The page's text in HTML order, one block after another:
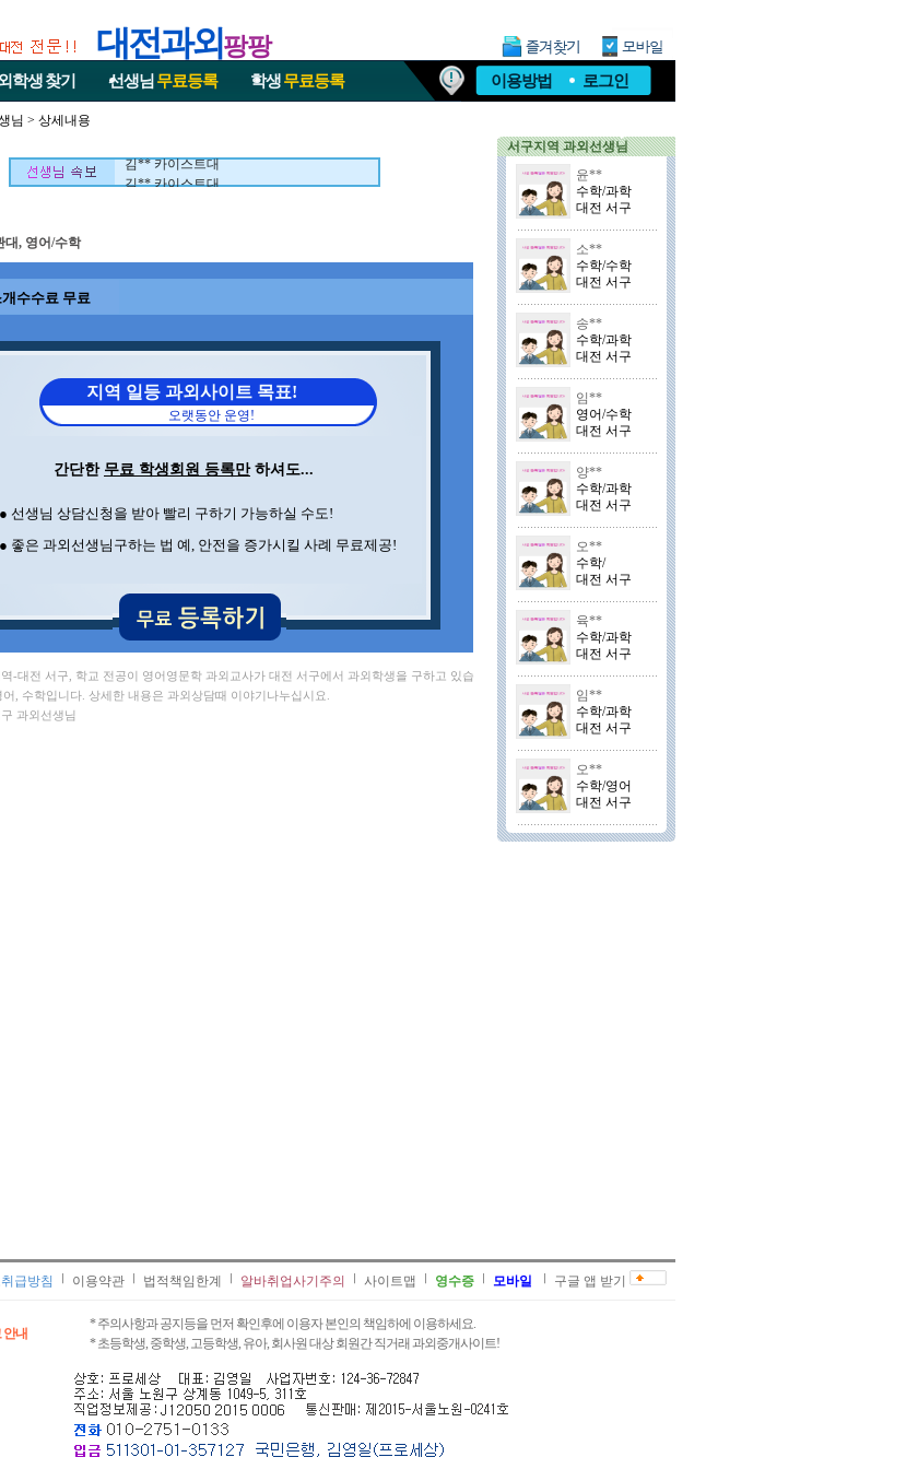
대전과외팡팡
학생찾기 선생님 무료등록 학생무료등록 이용방법 로그인
님 > 상세내용
김** 카이스트대
김** 카이스트대
대, 영어/수학
수수료 무료
지역 일등 과외사이트 목표!
오랫동안 운영!
간단한 무료 학생회원 등록만하셔도...
● 선생님 상담신청을 받아 빨리 구하기 가능하실 수도!
● 좋은 과외선생님구하는 법 예, 안전을 증가시킬 사례 무료제공!
-대전 서구, 학교 전공이 영어영문학 과외교사가 대전 서구에서 과외학생을 구하고 있습
, 수학입니다. 상세한 내용은 과외상담때 이야기나누십시요.
과외선생님
서구지역 과외선생님
윤**
수학/과학
대전 서구
소**
수학/수학
대전 서구
송**
수학/과학
대전 서구
임**
영어/수학
대전 서구
양**
수학/과학
대전 서구
오**
수학/
대전 서구
육**
수학/과학
대전 서구
임**
수학/과학
대전 서구
오**
수학/영어
대전 서구
급방침 이용약관 법적책임한계 알바취업사기주의 사이트맵 영수증 모바일 구글 앱 받기
안내
* 주의사항과 공지등을 먼저 확인후에 이용자 본인의 책임하에 이용하세요.
* 초등학생, 중학생, 고등학생, 유아, 회사원 대상 회원간 직거래 과외중개사이트!